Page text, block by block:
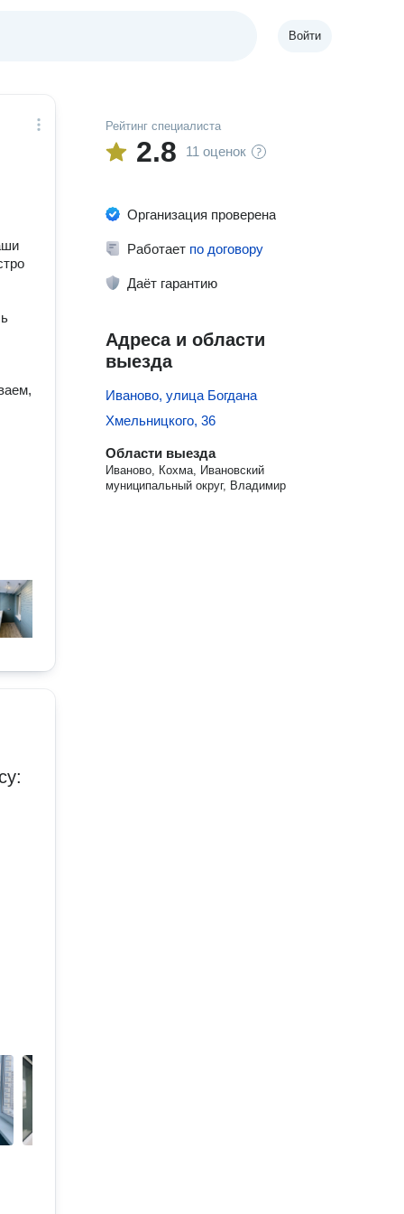
Войти
Рейтинг специалиста
2.8 11 оценок
Организация проверена
Работает по договору
Даёт гарантию
Адреса и области
выезда
Иваново, улица Богдана
Хмельницкого, 36
Области выезда
Иваново, Кохма, Ивановский
муниципальный округ, Владимир